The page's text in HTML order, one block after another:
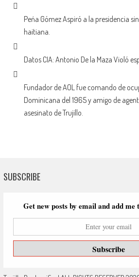
Peńa Gómez Aspiró a la presidencia
haitiana.
Datos CIA: Antonio De la Maza Violó
Fundador de AOL fue comando de
Dominicana del 1965 y amigo de
asesinato de Trujillo.
SUBSCRIBE
Get new posts by email and add